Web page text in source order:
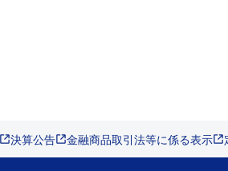
決算公告 金融商品取引法等に係る表示